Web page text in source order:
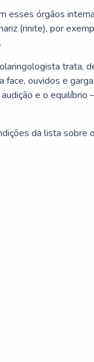
esses órgãos
(rinite), por
trata,
face, ouvidos e
e o equilíbrio
da lista sobre